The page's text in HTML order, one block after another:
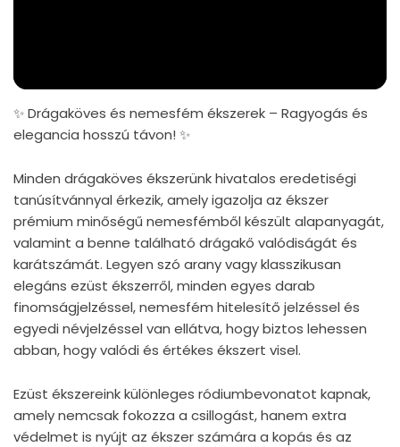
✨ Drágaköves és nemesfém ékszerek – Ragyogás és
elegancia hosszú távon! ✨
Minden drágaköves ékszerünk hivatalos eredetiségi
tanúsítvánnyal érkezik, amely igazolja az ékszer
prémium minőségű nemesfémből készült alapanyagát,
valamint a benne található drágakő valódiságát és
karátszámát. Legyen szó arany vagy klasszikusan
elegáns ezüst ékszerről, minden egyes darab
finomságjelzéssel, nemesfém hitelesítő jelzéssel és
egyedi névjelzéssel van ellátva, hogy biztos lehessen
abban, hogy valódi és értékes ékszert visel.
Ezüst ékszereink különleges ródiumbevonatot kapnak,
amely nemcsak fokozza a csillogást, hanem extra
védelmet is nyújt az ékszer számára a kopás és az